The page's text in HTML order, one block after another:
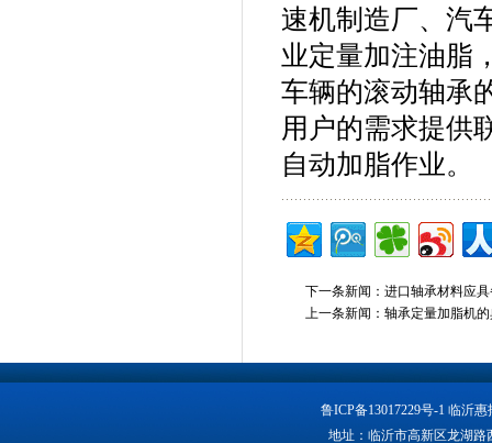
速机制造厂、汽
业定量加注油脂
车辆的滚动轴承
用户的需求提供
自动加脂作业。
下一条新闻： 进口轴承材料应
上一条新闻： 轴承定量加脂机
鲁ICP备13017229号-1 临沂
地址：临沂市高新区龙湖路